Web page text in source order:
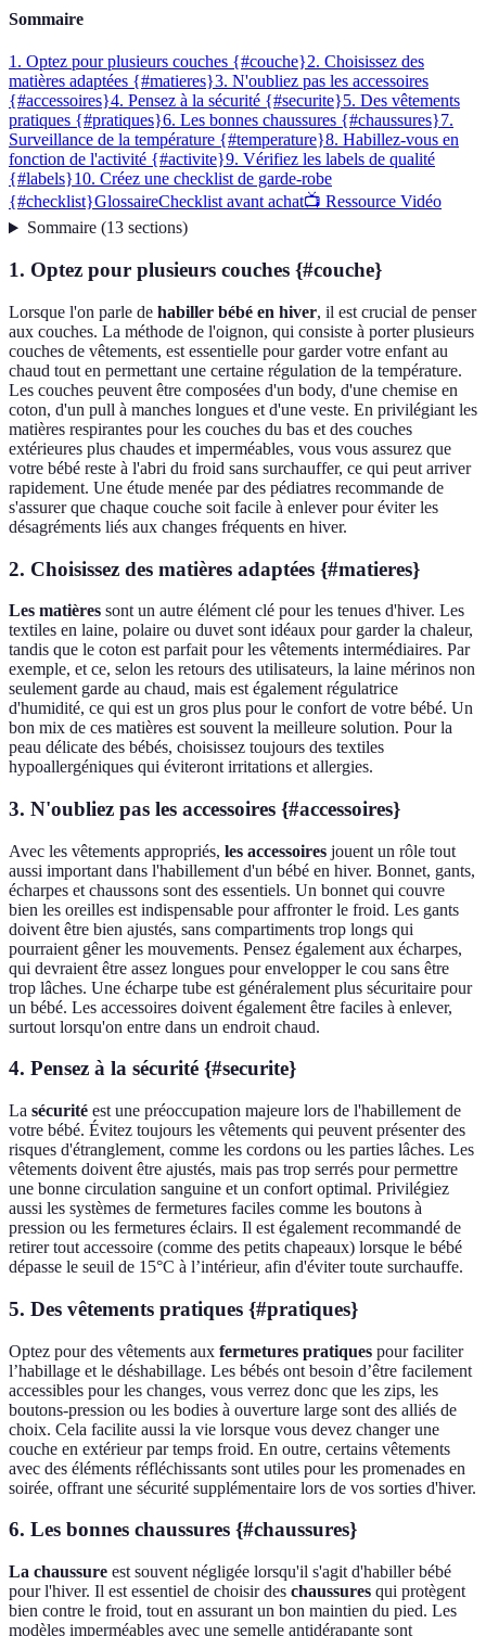
Sommaire
1. Optez pour plusieurs couches {#couche}2. Choisissez des
matières adaptées {#matieres}3. N'oubliez pas les accessoires
{#accessoires}4. Pensez à la sécurité {#securite}5. Des vêtements
pratiques {#pratiques}6. Les bonnes chaussures {#chaussures}7.
Surveillance de la température {#temperature}8. Habillez-vous en
fonction de l'activité {#activite}9. Vérifiez les labels de qualité
{#labels}10. Créez une checklist de garde-robe
{#checklist}GlossaireChecklist avant achat📺 Ressource Vidéo
Sommaire(13 sections)
1. Optez pour plusieurs couches {#couche}
Lorsque l'on parle de habiller bébé en hiver, il est crucial de penser
aux couches. La méthode de l'oignon, qui consiste à porter plusieurs
couches de vêtements, est essentielle pour garder votre enfant au
chaud tout en permettant une certaine régulation de la température.
Les couches peuvent être composées d'un body, d'une chemise en
coton, d'un pull à manches longues et d'une veste. En privilégiant les
matières respirantes pour les couches du bas et des couches
extérieures plus chaudes et imperméables, vous vous assurez que
votre bébé reste à l'abri du froid sans surchauffer, ce qui peut arriver
rapidement. Une étude menée par des pédiatres recommande de
s'assurer que chaque couche soit facile à enlever pour éviter les
désagréments liés aux changes fréquents en hiver.
2. Choisissez des matières adaptées {#matieres}
Les matières sont un autre élément clé pour les tenues d'hiver. Les
textiles en laine, polaire ou duvet sont idéaux pour garder la chaleur,
tandis que le coton est parfait pour les vêtements intermédiaires. Par
exemple, et ce, selon les retours des utilisateurs, la laine mérinos non
seulement garde au chaud, mais est également régulatrice
d'humidité, ce qui est un gros plus pour le confort de votre bébé. Un
bon mix de ces matières est souvent la meilleure solution. Pour la
peau délicate des bébés, choisissez toujours des textiles
hypoallergéniques qui éviteront irritations et allergies.
3. N'oubliez pas les accessoires {#accessoires}
Avec les vêtements appropriés, les accessoires jouent un rôle tout
aussi important dans l'habillement d'un bébé en hiver. Bonnet, gants,
écharpes et chaussons sont des essentiels. Un bonnet qui couvre
bien les oreilles est indispensable pour affronter le froid. Les gants
doivent être bien ajustés, sans compartiments trop longs qui
pourraient gêner les mouvements. Pensez également aux écharpes,
qui devraient être assez longues pour envelopper le cou sans être
trop lâches. Une écharpe tube est généralement plus sécuritaire pour
un bébé. Les accessoires doivent également être faciles à enlever,
surtout lorsqu'on entre dans un endroit chaud.
4. Pensez à la sécurité {#securite}
La sécurité est une préoccupation majeure lors de l'habillement de
votre bébé. Évitez toujours les vêtements qui peuvent présenter des
risques d'étranglement, comme les cordons ou les parties lâches. Les
vêtements doivent être ajustés, mais pas trop serrés pour permettre
une bonne circulation sanguine et un confort optimal. Privilégiez
aussi les systèmes de fermetures faciles comme les boutons à
pression ou les fermetures éclairs. Il est également recommandé de
retirer tout accessoire (comme des petits chapeaux) lorsque le bébé
dépasse le seuil de 15°C à l’intérieur, afin d'éviter toute surchauffe.
5. Des vêtements pratiques {#pratiques}
Optez pour des vêtements aux fermetures pratiques pour faciliter
l’habillage et le déshabillage. Les bébés ont besoin d’être facilement
accessibles pour les changes, vous verrez donc que les zips, les
boutons-pression ou les bodies à ouverture large sont des alliés de
choix. Cela facilite aussi la vie lorsque vous devez changer une
couche en extérieur par temps froid. En outre, certains vêtements
avec des éléments réfléchissants sont utiles pour les promenades en
soirée, offrant une sécurité supplémentaire lors de vos sorties d'hiver.
6. Les bonnes chaussures {#chaussures}
La chaussure est souvent négligée lorsqu'il s'agit d'habiller bébé
pour l'hiver. Il est essentiel de choisir des chaussures qui protègent
bien contre le froid, tout en assurant un bon maintien du pied. Les
modèles imperméables avec une semelle antidérapante sont